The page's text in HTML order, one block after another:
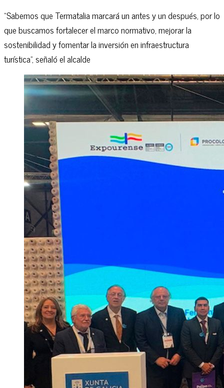
“Sabemos que Termatalia marcará un antes y un después, por lo
que buscamos fortalecer el marco normativo, mejorar la
sostenibilidad y fomentar la inversión en infraestructura
turística”, señaló el alcalde